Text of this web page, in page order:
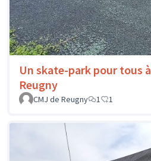
Un skate-park pour tous à
Reugny
CMJ de Reugny
1 1